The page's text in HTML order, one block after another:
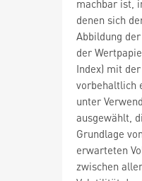
machbar ist,
denen sich
Abbildung
der
Index) mit
vorbehaltlich
unter
ausgewählt,
Grundlage
erwarteten
zwischen